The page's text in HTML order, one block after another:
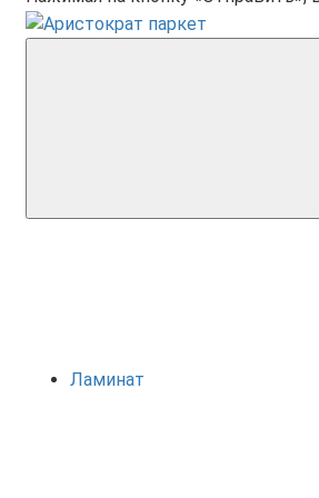
Ламинат